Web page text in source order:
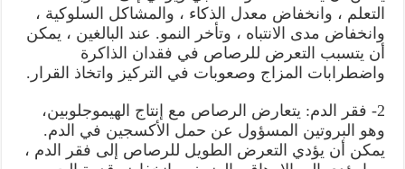
التعلم ، وانخفاض معدل الذكاء ، والمشاكل السلوكية ،
وانخفاض مدى الانتباه ، وتأخر النمو. عند البالغين ، يمكن
أن يتسبب التعرض للرصاص في فقدان الذاكرة
واضطرابات المزاج وصعوبات في التركيز واتخاذ القرار.
2- فقر الدم: يتعارض الرصاص مع إنتاج الهيموجلوبين،
وهو البروتين المسؤول عن حمل الأكسجين في الدم.
يمكن أن يؤدي التعرض الطويل للرصاص إلى فقر الدم ،